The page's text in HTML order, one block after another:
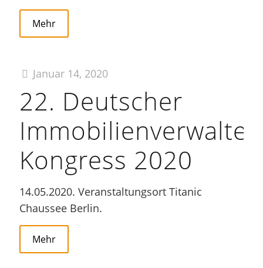
Mehr
Januar 14, 2020
22. Deutscher
Immobilienverwalter
Kongress 2020
14.05.2020. Veranstaltungsort Titanic
Chaussee Berlin.
Mehr